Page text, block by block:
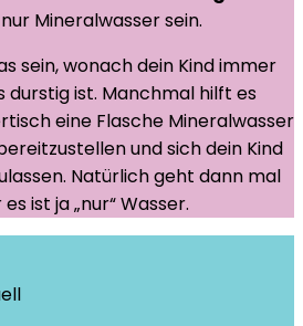
Mineralwasser sein.
sein, wonach dein Kind immer
durstig ist. Manchmal hilft es
eine Flasche Mineralwasser
und sich dein Kind
Natürlich geht dann mal
ist ja „nur“ Wasser.